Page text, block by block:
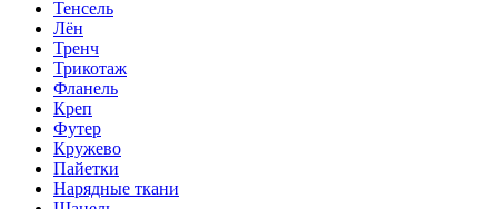
Тенсель
Лён
Тренч
Трикотаж
Фланель
Креп
Футер
Кружево
Пайетки
Нарядные ткани